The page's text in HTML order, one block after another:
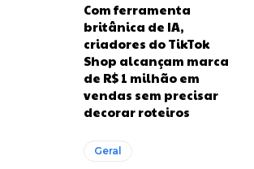
Com ferramenta
britânica de IA,
criadores do TikTok
Shop alcançam marca
de R$ 1 milhão em
vendas sem precisar
decorar roteiros
Geral